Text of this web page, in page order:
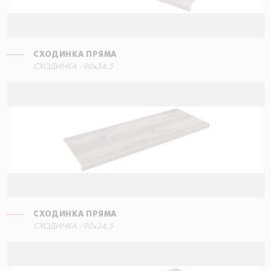
СХОДИНКА ПРЯМА
СХОДИНКА - 90x34,5
СХОДИНКА ПРЯМА
СХОДИНКА - 90x34,5
СХОДИНКА КУТОВА ПРАВА
30x34,5
СХОДИНКА КУТОВА ПРАВА
30x34,5